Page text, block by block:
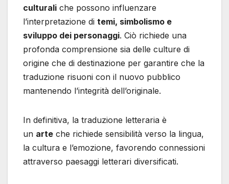
culturali che possono influenzare
l’interpretazione di temi, simbolismo e
sviluppo dei personaggi. Ciò richiede una
profonda comprensione sia delle culture di
origine che di destinazione per garantire che la
traduzione risuoni con il nuovo pubblico
mantenendo l’integrità dell’originale.
In definitiva, la traduzione letteraria è
un arte che richiede sensibilità verso la lingua,
la cultura e l’emozione, favorendo connessioni
attraverso paesaggi letterari diversificati.